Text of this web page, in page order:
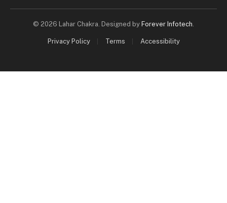
© 2026 Lahar Chakra. Designed by Forever Infotech.
Privacy Policy Terms Accessibility